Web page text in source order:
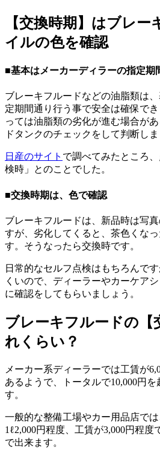
【交換時期】はブレー
イルの色を確認
■基本はメーカーディラーの指定期
ブレーキフルードなどの油脂類は
定期間通り行う事で安全は確保で
っては油脂類の劣化が進む場合が
ドタンクのチェックをして判断しま
日産のサイト で調べてみたところ
検時」とのことでした。
■交換時期は、色で確認
ブレーキフルードは、新品時は写
すが、劣化してくると、茶色くな
す。そうなったら交換時です。
日常的なセルフ点検はもちろんで
くいので、ディーラーやカーケア
に確認をしてもらいましょう。
ブレーキフルードの【
れくらい？
メーカー系ディーラーでは工賃が
あるようで、トータルで10,000円
す。
一般的な整備工場やカー用品店で
1ℓ2,000円程度、工賃が3,000円程度
で出来ます。